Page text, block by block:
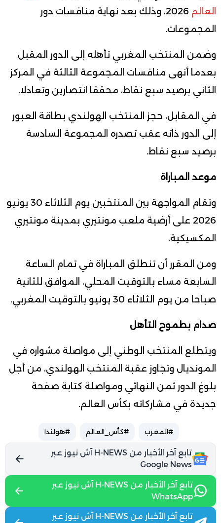
العالم
2026، وذلك بعد نهاية منافسات دور
المجموعات.
وضمن المنتخب المغربي تأهله إلى الدور المقبل
بعدما أنهى منافسات المجموعة الثالثة في المركز
الثاني برصيد سبع نقاط، محققا انتصارين وتعادلا.
في المقابل، حجز المنتخب الهولندي بطاقة العبور
إلى الدور ذاته عقب تصدره المجموعة السادسة
برصيد سبع نقاط.
موعد المباراة
وتقام المواجهة بين المنتخبين يوم الثلاثاء 30 يونيو
2026 على أرضية ملعب مونتيري بمدينة مونتيري
المكسيكية.
ومن المقرر أن تنطلق المباراة في تمام الساعة
السابعة مساء بالتوقيت المحلي، الموافق للثانية
صباحا من يوم الثلاثاء 30 يونيو بالتوقيت المغربي.
صدام بطموح التأهل
ويتطلع المنتخب الوطني إلى مواصلة مشواره في
المونديال وتجاوز عقبة المنتخب الهولندي، من أجل
بلوغ الدور ثمن النهائي ومواصلة كتابة صفحة
جديدة في مشاركاته بكأس العالم.
#المغرب #كأس_العالم #هولندا
تابع آخر الأخبار من H-NEWS آش نيوز عبر
Google News
تابع آخر الأخبار من H-NEWS آش نيوز عبر
WhatsApp
تابع آخر الأخبار من H-NEWS آش نيوز عبر